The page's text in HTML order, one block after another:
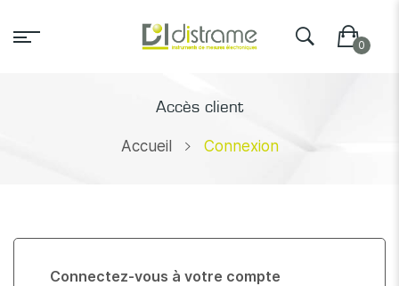
Accès client
Accueil Connexion
Connectez-vous à votre compte